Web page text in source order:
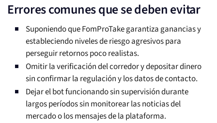
Errores comunes que se deben evitar
Suponiendo que FomProTake garantiza ganancias y
estableciendo niveles de riesgo agresivos para
perseguir retornos poco realistas.
Omitir la verificación del corredor y depositar dinero
sin confirmar la regulación y los datos de contacto.
Dejar el bot funcionando sin supervisión durante
largos períodos sin monitorear las noticias del
mercado o los mensajes de la plataforma.